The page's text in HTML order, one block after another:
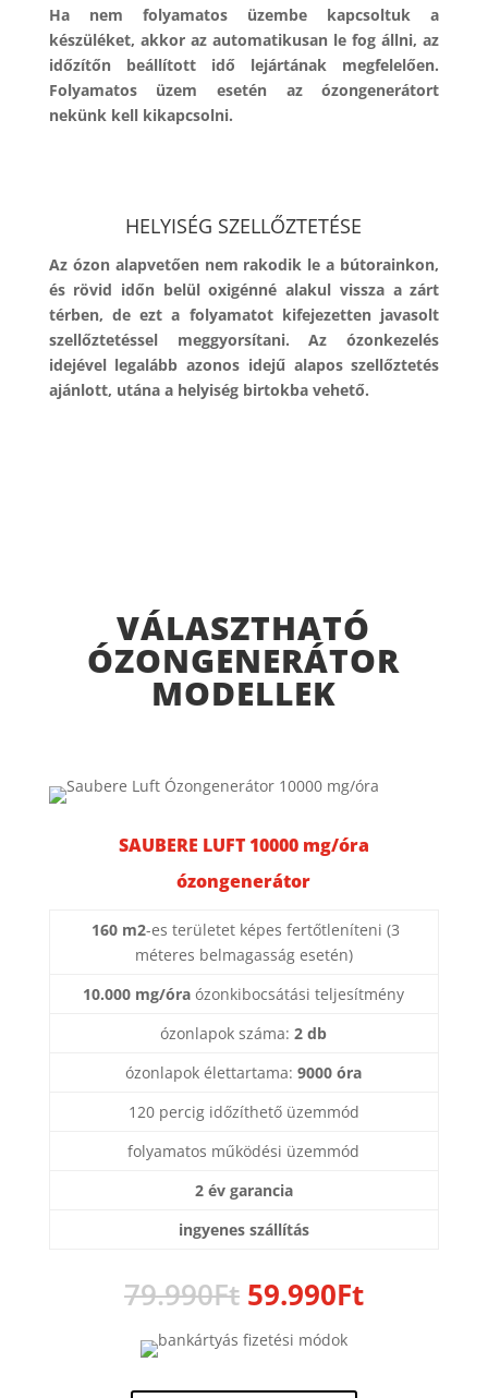
Ha nem folyamatos üzembe kapcsoltuk a
készüléket, akkor az automatikusan le fog állni, az
időzítőn beállított idő lejártának megfelelően.
Folyamatos üzem esetén az ózongenerátort
nekünk kell kikapcsolni.
HELYISÉG SZELLŐZTETÉSE
Az ózon alapvetően nem rakodik le a bútorainkon,
és rövid időn belül oxigénné alakul vissza a zárt
térben, de ezt a folyamatot kifejezetten javasolt
szellőztetéssel meggyorsítani. Az ózonkezelés
idejével legalább azonos idejű alapos szellőztetés
ajánlott, utána a helyiség birtokba vehető.
VÁLASZTHATÓ
ÓZONGENERÁTOR
MODELLEK
SAUBERE LUFT 10000 mg/óra
ózongenerátor
160 m2-es területet képes fertőtleníteni (3
méteres belmagasság esetén)
10.000 mg/óra ózonkibocsátási teljesítmény
ózonlapok száma:2 db
ózonlapok élettartama:9000 óra
120 percig időzíthető üzemmód
folyamatos működési üzemmód
2 év garancia
ingyenes szállítás
79.990Ft Original
price
was:
59.990FtCurrent
price